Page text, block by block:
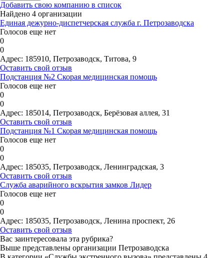
Добавить свою компанию в список
Найдено 4 организации
Единая дежурно-диспетчерская служба г. Петрозаводска
Голосов еще нет
0
0
Адрес: 185910, Петрозаводск, Титова, 9
Оставить свой отзыв
Подстанция №2 Скорая медицинская помощь
Голосов еще нет
0
0
Адрес: 185014, Петрозаводск, Берёзовая аллея, 31
Оставить свой отзыв
Подстанция №1 Скорая медицинская помощь
Голосов еще нет
0
0
Адрес: 185035, Петрозаводск, Ленинградская, 3
Оставить свой отзыв
Служба аварийного вскрытия замков Лидер
Голосов еще нет
0
0
Адрес: 185035, Петрозаводск, Ленина проспект, 26
Оставить свой отзыв
Вас заинтересовала эта рубрика?
Выше представлены организации Петрозаводска